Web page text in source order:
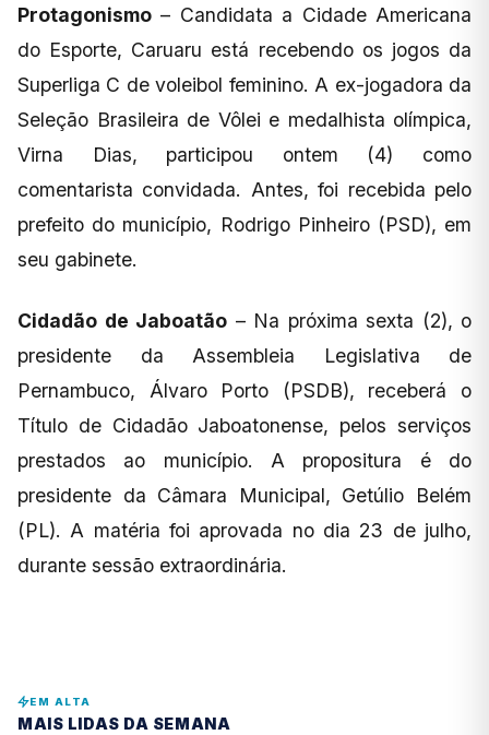
Protagonismo – Candidata a Cidade Americana
do Esporte, Caruaru está recebendo os jogos da
Superliga C de voleibol feminino. A ex-jogadora da
Seleção Brasileira de Vôlei e medalhista olímpica,
Virna Dias, participou ontem (4) como
comentarista convidada. Antes, foi recebida pelo
prefeito do município, Rodrigo Pinheiro (PSD), em
seu gabinete.
Cidadão de Jaboatão – Na próxima sexta (2), o
presidente da Assembleia Legislativa de
Pernambuco, Álvaro Porto (PSDB), receberá o
Título de Cidadão Jaboatonense, pelos serviços
prestados ao município. A propositura é do
presidente da Câmara Municipal, Getúlio Belém
(PL). A matéria foi aprovada no dia 23 de julho,
durante sessão extraordinária.
EM ALTA
MAIS LIDAS DA SEMANA